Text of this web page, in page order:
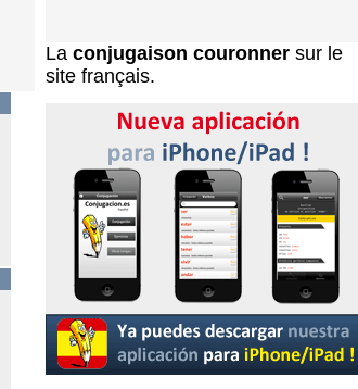
La conjugaison couronner sur le
site français.